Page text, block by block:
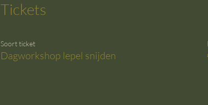
Tickets
Soort ticket
Dagworkshop lepel snijden